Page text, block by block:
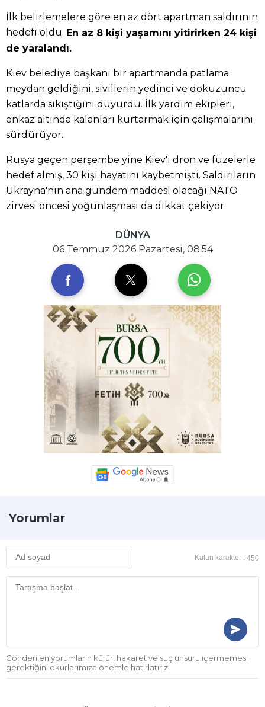
İlk belirlemelere göre en az dört apartman saldırının
hedefi oldu. En az 8 kişi yaşamını yitirirken 24 kişi
de yaralandı.
Kiev belediye başkanı bir apartmanda patlama
meydan geldiğini, sivillerin yedinci ve dokuzuncu
katlarda sıkıştığını duyurdu. İlk yardım ekipleri,
enkaz altında kalanları kurtarmak için çalışmalarını
sürdürüyor.
Rusya geçen perşembe yine Kiev'i dron ve füzelerle
hedef almış, 30 kişi hayatını kaybetmişti. Saldırıların
Ukrayna'nın ana gündem maddesi olacağı NATO
zirvesi öncesi yoğunlaşması da dikkat çekiyor.
DÜNYA
06 Temmuz 2026 Pazartesi, 08:54
Yorumlar
Kalan karakter : 450
Gönderilen yorumların küfür, hakaret ve suç unsuru içermemesi
gerektiğini okurlarımıza önemle hatırlatırız!